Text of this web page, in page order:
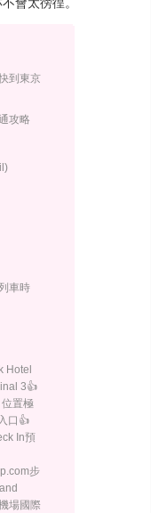
到東京
攻略
車時
Hotel
3👍
置極
口👍
In預
步
場國際